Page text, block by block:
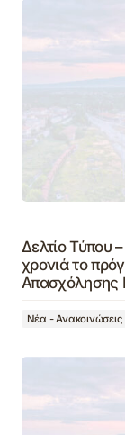
Δελτίο Τύπου
χρονιά το
Απασχόλησης
Νέα - Ανακοινώσεις